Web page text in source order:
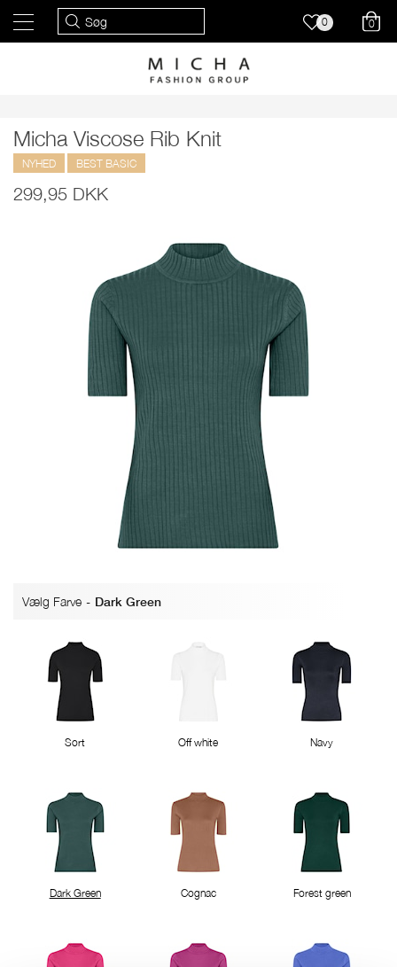
0 0
Micha Viscose Rib Knit
NYHED BEST BASIC
299,95 DKK
Vælg Farve - Dark Green
Sort Off white Navy
Dark Green Cognac Forest green